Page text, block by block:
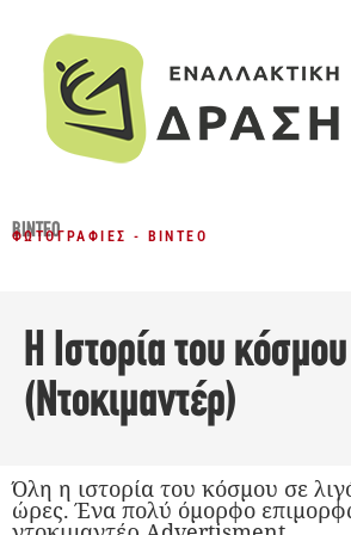
ΒΊΝΤΕΟ
ΦΩΤΟΓΡΑΦΊΕΣ - ΒΊΝΤΕΟ
Η Ιστορία του
(Ντοκιμαντέρ)
Όλη η ιστορία του κόσμου σε
ώρες. Ένα πολύ όμορφο